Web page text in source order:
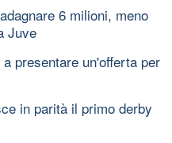
6 milioni, meno
Juve
presentare un'offerta per
in parità il primo derby